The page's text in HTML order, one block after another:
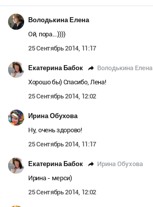
Володькина Елена
Ой, пора....))))
25 Сентябрь 2014, 11:17
Екатерина Бабок Володькина Елена
Хорошо бы) Спасибо, Лена!
25 Сентябрь 2014, 12:02
Ирина Обухова
Ну, очень здорово!
25 Сентябрь 2014, 11:17
Екатерина Бабок Ирина Обухова
Ирина - мерси)
25 Сентябрь 2014, 12:02